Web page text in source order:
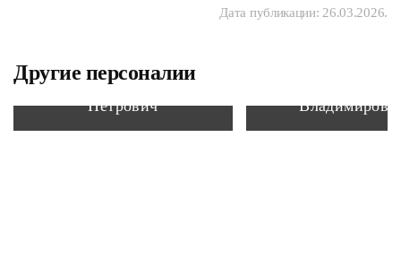
Дата публикации: 26.03.2026.
Другие персоналии
Петров Александр
Петрович